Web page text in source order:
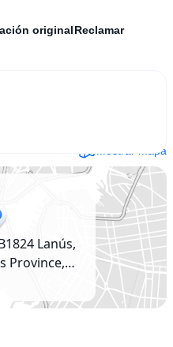
originalReclamar
Mostrar mapa
Lanús,
Province,